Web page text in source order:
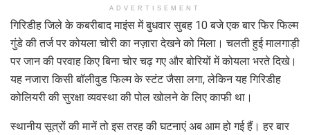
ADVERTISEMENT
गिरिडीह जिले के कबरीबाद माइंस में बुधवार सुबह 10 बजे एक बार फिर फिल्म
गुंडे की तर्ज पर कोयला चोरी का नज़ारा देखने को मिला। चलती हुई मालगाड़ी
पर जान की परवाह किए बिना चोर चढ़ गए और बोरियों में कोयला भरते दिखे।
यह नजारा किसी बॉलीवुड फिल्म के स्टंट जैसा लगा, लेकिन यह गिरिडीह
कोलियरी की सुरक्षा व्यवस्था की पोल खोलने के लिए काफी था।
स्थानीय सूत्रों की मानें तो इस तरह की घटनाएं अब आम हो गई हैं। हर बार